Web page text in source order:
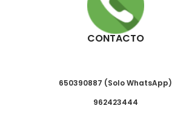
CONTACTO
650390887 (Solo WhatsApp)
962423444